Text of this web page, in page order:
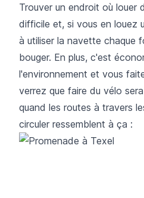
Trouver un endroit où louer
difficile et, si vous en louez
à utiliser la navette chaque
bouger. En plus, c'est
l'environnement et vous
verrez que faire du vélo
quand les routes à travers
circuler ressemblent à ça :